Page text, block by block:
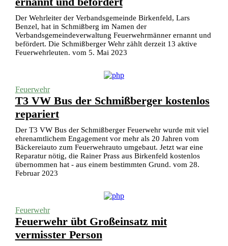
Der Wehrleiter der Verbandsgemeinde Birkenfeld, Lars
Benzel, hat in Schmißberg im Namen der
Verbandsgemeindeverwaltung Feuerwehrmänner ernannt und
befördert. Die Schmißberger Wehr zählt derzeit 13 aktive
Feuerwehrleuten. vom 5. Mai 2023
Feuerwehr
T3 VW Bus der Schmißberger kostenlos
repariert
Der T3 VW Bus der Schmißberger Feuerwehr wurde mit viel
ehrenamtlichem Engagement vor mehr als 20 Jahren vom
Bäckereiauto zum Feuerwehrauto umgebaut. Jetzt war eine
Reparatur nötig, die Rainer Prass aus Birkenfeld kostenlos
übernommen hat - aus einem bestimmten Grund. vom 28.
Februar 2023
Feuerwehr
Feuerwehr übt Großeinsatz mit
vermisster Person